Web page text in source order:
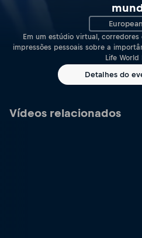
Em um estúdio virtual,
impressões pessoais sobre a
Life World
Detalhes do
Vídeos relacionados